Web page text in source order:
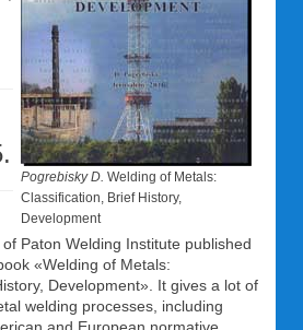
Pogrebisky D. Welding of Metals:
Classification, Brief History,
Development
Paton Welding Institute published
«Welding of Metals:
Development». It gives a lot of
welding processes, including